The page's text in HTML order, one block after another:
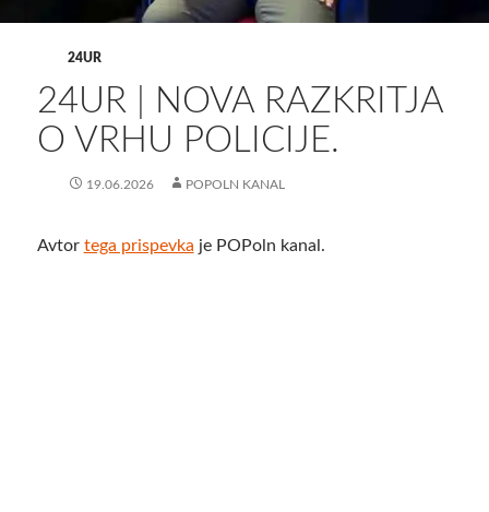
24UR
24UR | NOVA RAZKRITJA
O VRHU POLICIJE.
19.06.2026 POPOLN KANAL
Avtor tega prispevka je POPoln kanal.